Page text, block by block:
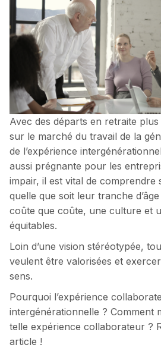
Avec des départs en retraite plus
sur le marché du travail de la
de l’expérience
aussi prégnante pour les
impair, il est vital de comprendre
quelle que soit leur tranche
coûte que coûte, une culture et
équitables.
Loin d’une vision stéréotypée,
veulent être valorisées et
sens.
Pourquoi l’expérience
intergénérationnelle ? Comment
telle expérience collaborateur ?
article !